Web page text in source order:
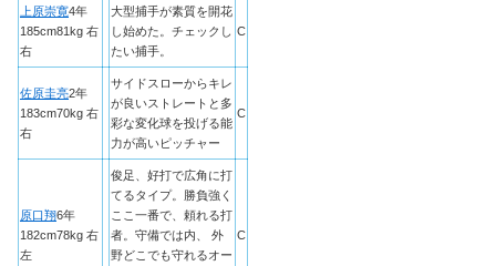
上原崇寛4年
185cm81kg 右
右
大型捕手が素質を開花
し始めた。チェックし
たい捕手。
C
佐原圭亮2年
183cm70kg 右
右
サイドスローからキレ
が良いストレートと多
彩な変化球を投げる能
力が高いピッチャー
C
原口翔6年
182cm78kg 右
左
俊足、好打で広角に打
てるタイプ。勝負強く
ここ一番で、頼れる打
者。守備では内、 外
野どこでも守れるオー
C